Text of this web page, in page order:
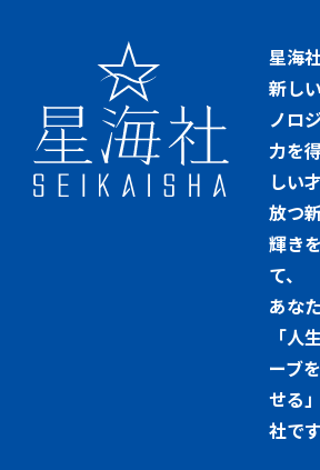
星海
新し
ノロ
力を
しい
放つ
輝き
て、
あな
「人
ーブ
せる
社です